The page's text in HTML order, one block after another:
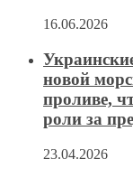
16.06.2026
новой
проливе,
роли за
23.04.2026